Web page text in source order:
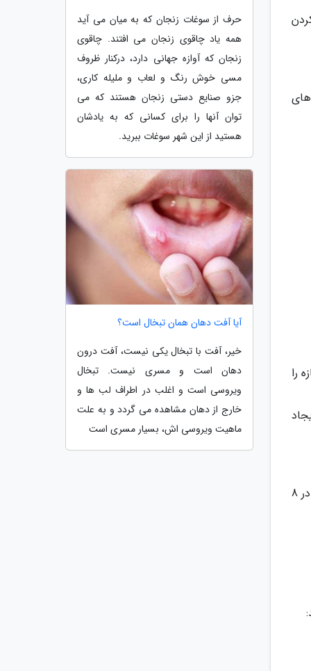
را
قرقره کردن آب نمک کمک می کند که سوزش و درد گلویتان برای مدتی تسکین پیدا کند. نصف قاشق چایی خوری نمک را در 8
حرف از سوغات زنجان که به میان می آید
همه یاد چاقوی زنجان می افتند. چاقوی
زنجان که آوازه جهانی دارد، درکنار ظروف
مسی خوش رنگ و لعاب و ملیله کاری،
جزو صنایع دستی زنجان هستند که می
توان آنها را برای کسانی که به یادشان
هستید از این شهر سوغات ببرید.
آیا آفت دهان همان تبخال است؟
خیر، آفت با تبخال یکی نیست، آفت درون
دهان است و مسری نیست. تبخال
ویروسی است و اغلب در اطراف لب ها و
خارج از دهان مشاهده می گردد و به علت
ماهیت ویروسی اش، بسیار مسری است